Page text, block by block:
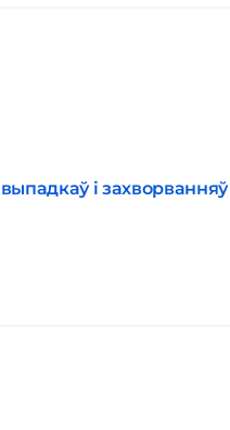
і захворванняў